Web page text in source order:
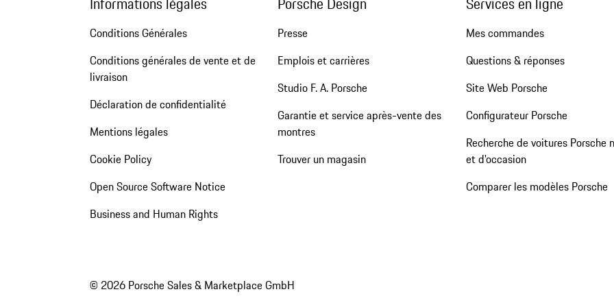
Conditions Générales
Conditions générales de vente et de
livraison
Déclaration de confidentialité
Mentions légales
Cookie Policy
Open Source Software Notice
Business and Human Rights
Presse
Emplois et carrières
Studio F. A. Porsche
Garantie et service après-vente des
montres
Trouver un magasin
Mes commandes
Questions & réponses
Site Web Porsche
Configurateur Porsche
Recherche de voitures Porsche
et d'occasion
Comparer les modèles Porsche
© 2026 Porsche Sales & Marketplace GmbH